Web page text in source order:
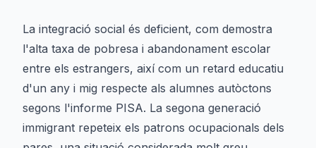
La integració social és deficient, com demostra
l'alta taxa de pobresa i abandonament escolar
entre els estrangers, així com un retard educatiu
d'un any i mig respecte als alumnes autòctons
segons l'informe PISA. La segona generació
immigrant repeteix els patrons ocupacionals dels